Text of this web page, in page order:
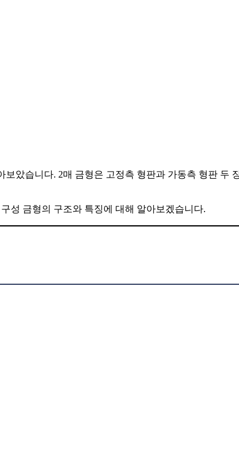
았습니다. 2매 금형은 고정측 형판과 가동측 형판 두
성 금형의 구조와 특징에 대해 알아보겠습니다.